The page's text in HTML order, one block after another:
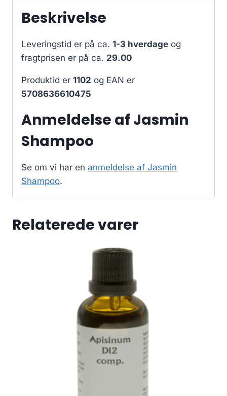
Beskrivelse
Leveringstid er på ca. 1-3 hverdage og
fragtprisen er på ca. 29.00
Produktid er 1102 og EAN er
5708636610475
Anmeldelse af Jasmin
Shampoo
Se om vi har en anmeldelse af Jasmin
Shampoo.
Relaterede varer